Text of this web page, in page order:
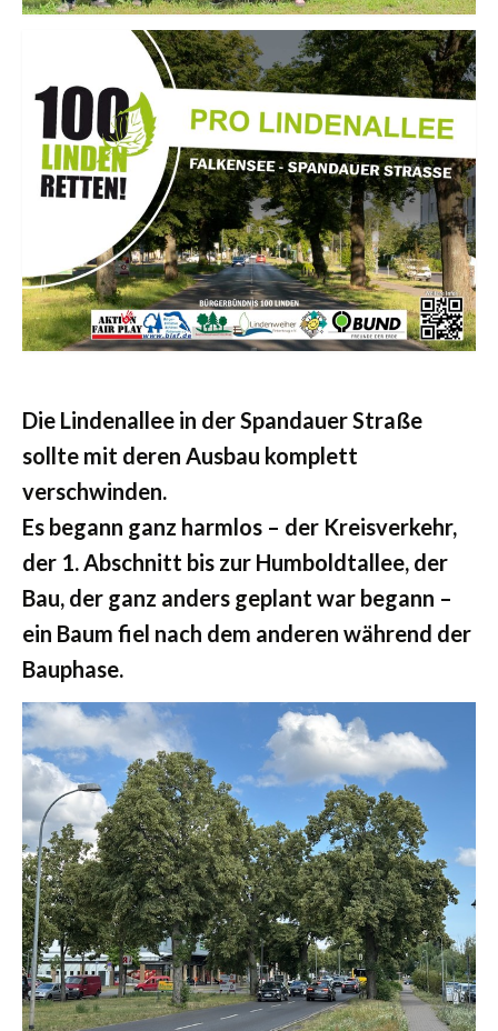
Die Lindenallee in der Spandauer Straße
sollte mit deren Ausbau komplett
verschwinden.
Es begann ganz harmlos – der Kreisverkehr,
der 1. Abschnitt bis zur Humboldtallee, der
Bau, der ganz anders geplant war begann –
ein Baum fiel nach dem anderen während der
Bauphase.